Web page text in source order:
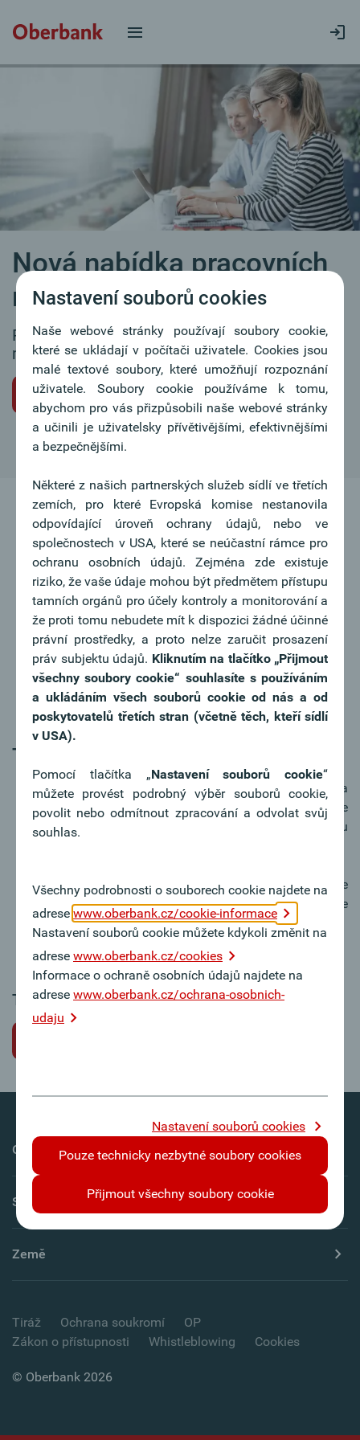
Nová nabídka pracovních
míst
Pro naše filiálky průběžně hledáme
motivované kolegyně a kolegy.
Iniciativní žádost o pracovní místo
Tipy k žádosti o místo
V motivačním dopise vyzdvihněte svou osobu a
váš zájem o práci v Oberbank. Motivační dopis je
nejosobnější dokument a obvykle první věc, kterou
Důkladně se připravte na přijímací pohovor. Ukažte
svůj zájem o Oberbank – rádi odpovíme na vaše
dotazy týkající se společnosti.
Tato pracovní pozice bohužel není k dispozici.
Nastavení souborů cookies
Naše webové stránky používají soubory cookie,
které se ukládají v počítači uživatele. Cookies jsou
malé textové soubory, které umožňují rozpoznání
uživatele. Soubory cookie používáme k tomu,
abychom pro vás přizpůsobili naše webové stránky
a učinili je uživatelsky přívětivějšími, efektivnějšími
a bezpečnějšími.
Některé z našich partnerských služeb sídlí ve třetích
zemích, pro které Evropská komise nestanovila
odpovídající úroveň ochrany údajů, nebo ve
společnostech v USA, které se neúčastní rámce pro
ochranu osobních údajů. Zejména zde existuje
riziko, že vaše údaje mohou být předmětem přístupu
tamních orgánů pro účely kontroly a monitorování a
že proti tomu nebudete mít k dispozici žádné účinné
právní prostředky, a proto nelze zaručit prosazení
práv subjektu údajů. Kliknutím na tlačítko „Přijmout
všechny soubory cookie“ souhlasíte s používáním
a ukládáním všech souborů cookie od nás a od
poskytovatelů třetích stran (včetně těch, kteří sídlí
v USA).
Pomocí tlačítka „Nastavení souborů cookie“
můžete provést podrobný výběr souborů cookie,
povolit nebo odmítnout zpracování a odvolat svůj
souhlas.
Všechny podrobnosti o souborech cookie najdete na
adrese www.oberbank.cz/cookie-informace
Nastavení souborů cookie můžete kdykoli změnit na
adrese www.oberbank.cz/cookies
Informace o ochraně osobních údajů najdete na
adrese www.oberbank.cz/ochrana-osobnich-
udaju
Nastavení souborů cookies
Pouze technicky nezbytné soubory cookies
Přijmout všechny soubory cookie
Oberbank AG
Servis
Země
Tiráž Ochrana soukromí
OP
Zákon o přístupnosti
Whistleblowing Cookies
© Oberbank 2026